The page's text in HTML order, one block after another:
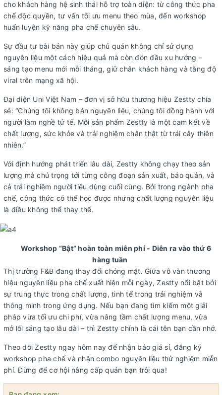
cho khách hàng hệ sinh thái hỗ trợ toàn diện: từ công thức pha
chế độc quyền, tư vấn tối ưu menu theo mùa, đến workshop
huấn luyện kỹ năng pha chế chuyên sâu.
Sự đầu tư bài bản này giúp chủ quán không chỉ sử dụng
nguyên liệu một cách hiệu quả mà còn đón đầu xu hướng –
sáng tạo menu mới mỗi tháng, giữ chân khách hàng và tăng độ
viral trên mạng xã hội.
Đại diện Uni Việt Nam – đơn vị sở hữu thương hiệu Zestty chia
sẻ: “Chúng tôi không bán nguyên liệu, chúng tôi đồng hành với
người làm nghề tử tế. Mỗi sản phẩm Zestty là một cam kết về
chất lượng, sức khỏe và trải nghiệm chân thật từ trái cây thiên
nhiên.”
Với định hướng phát triển lâu dài, Zestty không chạy theo sản
lượng mà chú trọng tới từng công đoạn sản xuất, bảo quản, và
cả trải nghiệm người tiêu dùng cuối cùng. Bởi trong ngành pha
chế, công thức có thể học được nhưng chất lượng nguyên liệu
là điều không thể thay thế.
Workshop “Bật” hoàn toàn miễn phí - Diễn ra vào thứ 6
hàng tuần
Thị trường F&B đang thay đổi chóng mặt. Giữa vô vàn thương
hiệu nguyên liệu pha chế xuất hiện mỗi ngày, Zestty nổi bật bởi
sự trung thực trong chất lượng, tinh tế trong trải nghiệm và
thông minh trong ứng dụng. Nếu bạn đang tìm kiếm một giải
pháp vừa tối ưu chi phí, vừa nâng tầm chất lượng menu, vừa
mở lối sáng tạo lâu dài – thì Zestty chính là cái tên bạn cần nhớ.
Theo dõi Zestty ngay hôm nay để nhận báo giá sỉ, đăng ký
workshop pha chế và nhận combo nguyên liệu thử nghiệm miễn
phí. Đừng để cơ hội nâng cấp quán bạn trôi qua!